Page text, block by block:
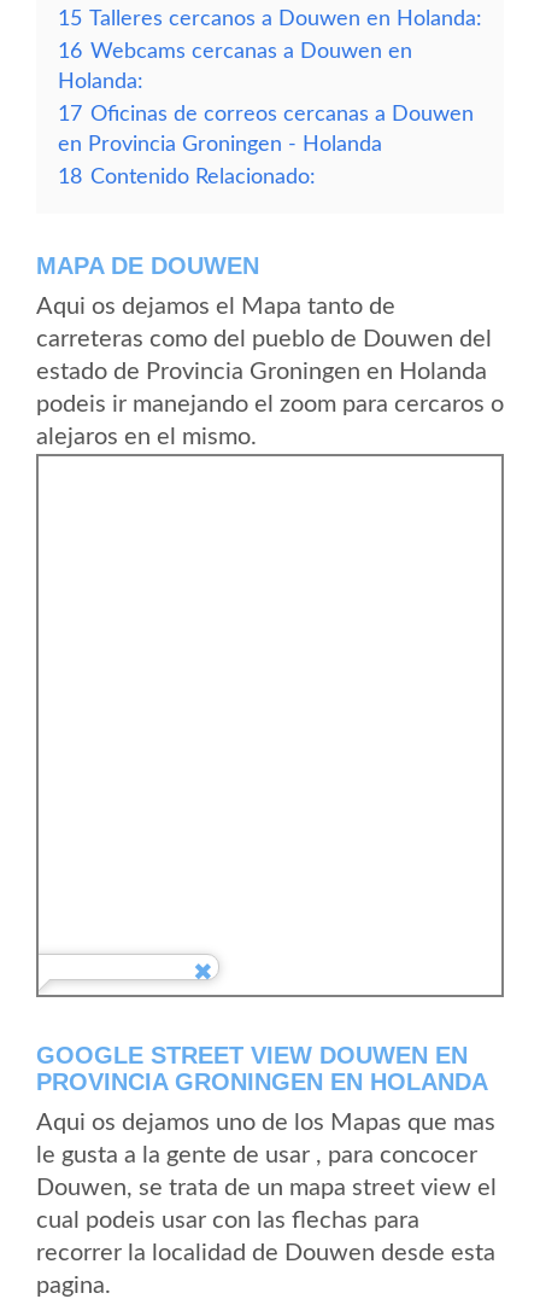
15 Talleres cercanos a Douwen en Holanda:
16 Webcams cercanas a Douwen en
Holanda:
17 Oficinas de correos cercanas a Douwen
en Provincia Groningen - Holanda
18 Contenido Relacionado:
MAPA DE DOUWEN
Aqui os dejamos el Mapa tanto de
carreteras como del pueblo de Douwen del
estado de Provincia Groningen en Holanda
podeis ir manejando el zoom para cercaros o
alejaros en el mismo.
GOOGLE STREET VIEW DOUWEN EN
PROVINCIA GRONINGEN EN HOLANDA
Aqui os dejamos uno de los Mapas que mas
le gusta a la gente de usar , para concocer
Douwen, se trata de un mapa street view el
cual podeis usar con las flechas para
recorrer la localidad de Douwen desde esta
pagina.